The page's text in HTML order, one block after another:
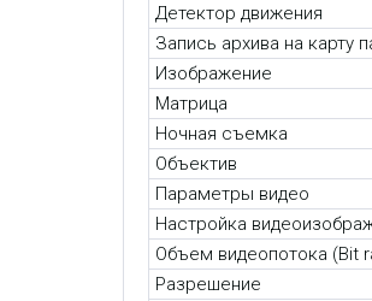
Детектор движения
Запись архива на карту
Изображение
Матрица
Ночная съемка
Объектив
Параметры видео
Настройка
Объем видеопотока (Bit
Разрешение